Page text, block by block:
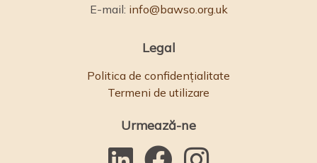
E-mail: info@bawso.org.uk
Legal
Politica de confidențialitate
Termeni de utilizare
Urmează-ne